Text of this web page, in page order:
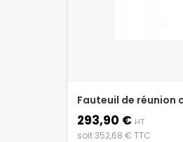
Fauteuil de réunion
Prix
293,90 € HT
soit 352,68 € TTC